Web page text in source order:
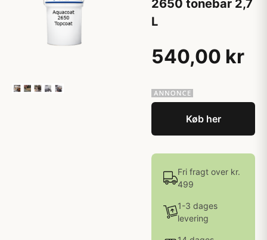
2650 tonebar 2,7
L
540,00 kr
Køb her
Fri fragt over kr.
499
1-3 dages
levering